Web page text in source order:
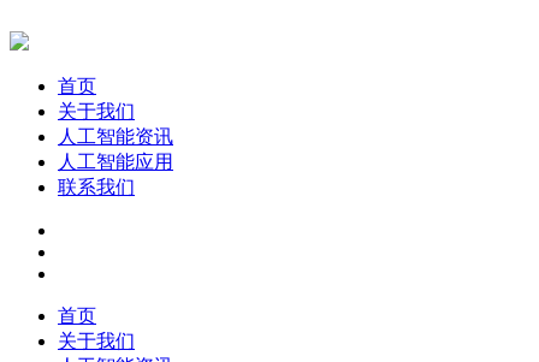
首页
关于我们
人工智能资讯
人工智能应用
联系我们
首页
关于我们